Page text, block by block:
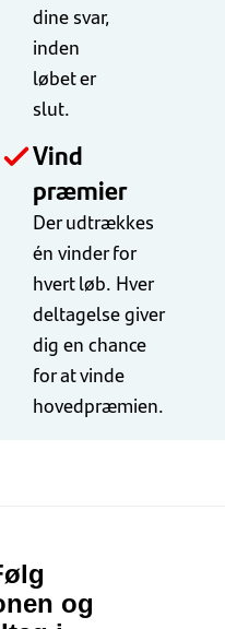
dine svar,
inden
løbet er
slut.
Vind
præmier
Der udtrækkes
én vinder for
hvert løb. Hver
deltagelse giver
dig en chance
for at vinde
hovedpræmien.
og